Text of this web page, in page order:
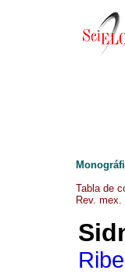
Tabla de
Rev.